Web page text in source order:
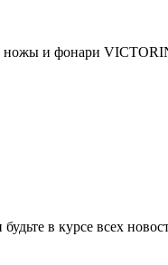
и фонари
в курсе всех